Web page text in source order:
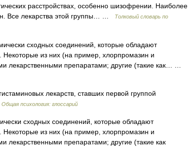
расстройствах, особенно шизофрении. Наиболее
Все лекарства этой группы… …
Толковый словарь по
сходных соединений, которые обладают
из них (на пример, хлорпромазин и
лекарственными препаратами; другие (такие как… …
лекарств, ставших первой группой
Общая психология: глоссарий
сходных соединений, которые обладают
из них (на пример, хлорпромазин и
лекарственными препаратами; другие (такие как